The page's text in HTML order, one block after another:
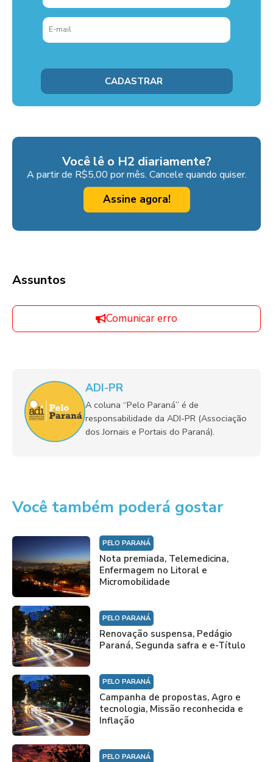
Você lê o H2 diariamente?
A partir de R$5,00 por mês. Cancele quando quiser.
Assine agora!
Assuntos
Comunicar erro
ADI-PR
A coluna “Pelo Paraná” é de
responsabilidade da ADI-PR (Associação
dos Jornais e Portais do Paraná).
Você também poderá gostar
PELO PARANÁ
Nota premiada, Telemedicina,
Enfermagem no Litoral e
Micromobilidade
PELO PARANÁ
Renovação suspensa, Pedágio
Paraná, Segunda safra e e-Título
PELO PARANÁ
Campanha de propostas, Agro e
tecnologia, Missão reconhecida e
Inflação
PELO PARANÁ